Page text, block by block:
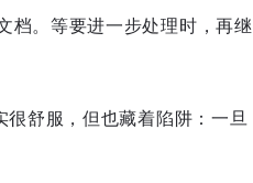
档。等要进一步处理时，再继
很舒服，但也藏着陷阱：一旦